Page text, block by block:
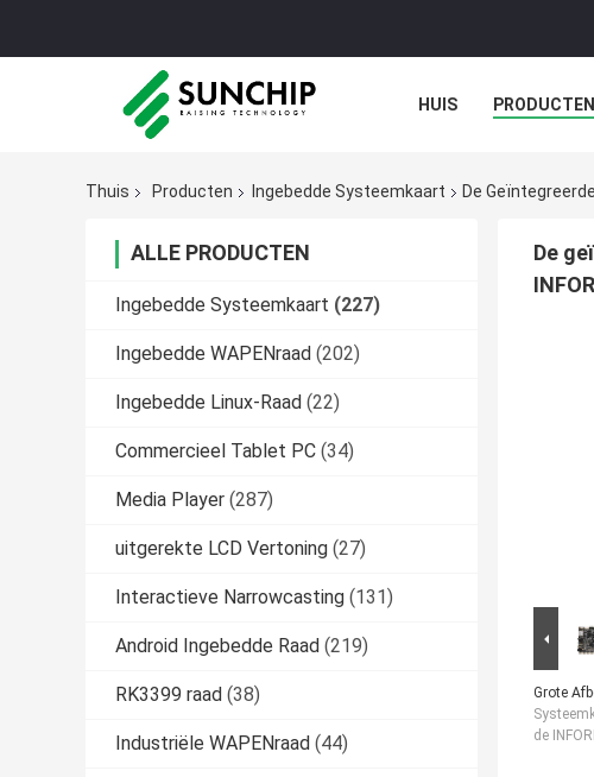
HUIS PRODUCTEN
Thuis
Producten Ingebedde Systeemkaart De
ALLE PRODUCTEN
Ingebedde Systeemkaart (227)
Ingebedde WAPENraad (202)
Ingebedde Linux-Raad (22)
Commercieel Tablet PC (34)
Media Player (287)
uitgerekte LCD Vertoning (27)
Interactieve Narrowcasting (131)
Android Ingebedde Raad (219)
RK3399 raad (38)
Industriële WAPENraad (44)
De
Grote
de